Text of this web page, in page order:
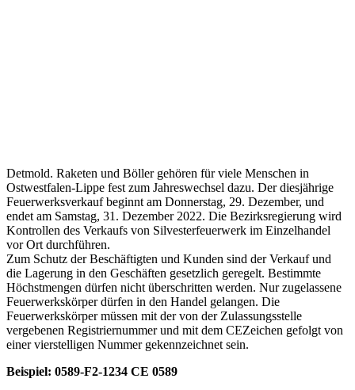
Detmold. Raketen und Böller gehören für viele Menschen in
Ostwestfalen-Lippe fest zum Jahreswechsel dazu. Der diesjährige
Feuerwerksverkauf beginnt am Donnerstag, 29. Dezember, und
endet am Samstag, 31. Dezember 2022. Die Bezirksregierung wird
Kontrollen des Verkaufs von Silvesterfeuerwerk im Einzelhandel
vor Ort durchführen.
Zum Schutz der Beschäftigten und Kunden sind der Verkauf und
die Lagerung in den Geschäften gesetzlich geregelt. Bestimmte
Höchstmengen dürfen nicht überschritten werden. Nur zugelassene
Feuerwerkskörper dürfen in den Handel gelangen. Die
Feuerwerkskörper müssen mit der von der Zulassungsstelle
vergebenen Registriernummer und mit dem CEZeichen gefolgt von
einer vierstelligen Nummer gekennzeichnet sein.
Beispiel: 0589-F2-1234 CE 0589